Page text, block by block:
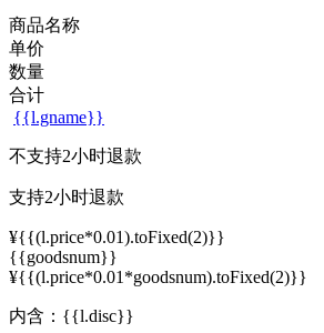
商品名称
单价
数量
合计
{{l.gname}}
不支持2小时退款
支持2小时退款
¥{{(l.price*0.01).toFixed(2)}}
{{goodsnum}}
¥{{(l.price*0.01*goodsnum).toFixed(2)}}
内含： {{l.disc}}